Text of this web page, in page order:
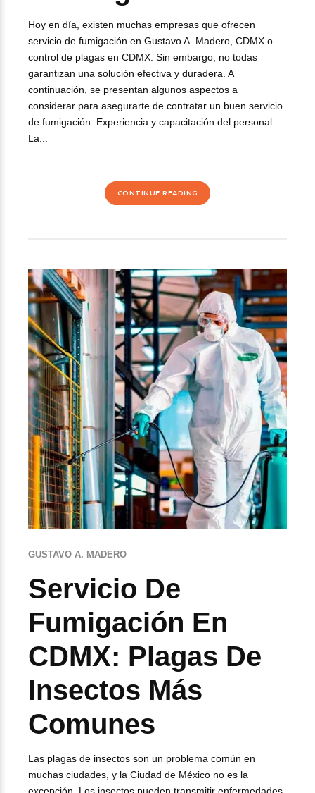
Hoy en día, existen muchas empresas que ofrecen
servicio de fumigación en Gustavo A. Madero, CDMX o
control de plagas en CDMX. Sin embargo, no todas
garantizan una solución efectiva y duradera. A
continuación, se presentan algunos aspectos a
considerar para asegurarte de contratar un buen servicio
de fumigación: Experiencia y capacitación del personal
La...
CONTINUE READING
GUSTAVO A. MADERO
Servicio De
Fumigación En
CDMX: Plagas De
Insectos Más
Comunes
Las plagas de insectos son un problema común en
muchas ciudades, y la Ciudad de México no es la